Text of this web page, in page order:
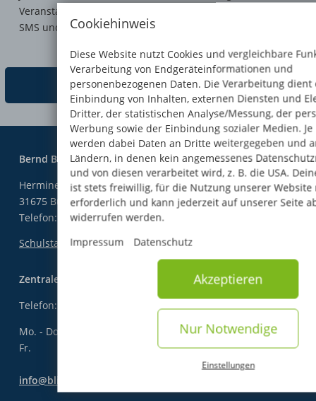
Cookiehinweis
Diese Website nutzt Cookies und vergleichbare
Verarbeitung von Endgeräteinformationen und
personenbezogenen Daten. Die Verarbeitung dient
Einbindung von Inhalten, externen Diensten und
Dritter, der statistischen Analyse/Messung, der
Werbung sowie der Einbindung sozialer Medien.
werden dabei Daten an Dritte weitergegeben und
Ländern, in denen kein angemessenes
und von diesen verarbeitet wird, z. B. die USA.
ist stets freiwillig, für die Nutzung unserer Website
erforderlich und kann jederzeit auf unserer Seite
widerrufen werden.
Impressum
Datenschutz
Akzeptieren
Nur Notwendige
Einstellungen
Veranstaltungen und Rabattaktionen bequem per E-Mail,
SMS und WhatsApp erhalten.
Zum kostenlosen Infopaket
Bernd Blindow Gruppe
Herminenstraße 17 f
31675 Bückeburg
Telefon:
+49 (0) 5722 95050
Schulstandorte der Bernd Blindow Gruppe
Zentrale Ausbildungsberatung
Telefon:
Mo. - Do.
Fr.
07:30 bis 13:30 Uhr
info@blindow.de